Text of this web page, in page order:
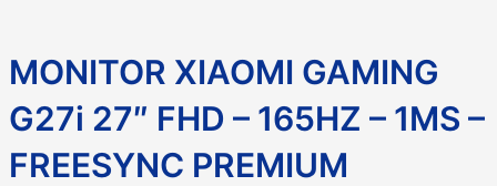
MONITOR XIAOMI GAMING
G27i 27″ FHD – 165HZ – 1MS –
FREESYNC PREMIUM